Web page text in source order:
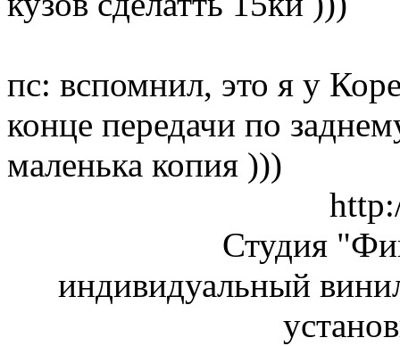
пс: вспомнил, это я у
конце передачи по
маленька копия )))
Студия
индивидуальный